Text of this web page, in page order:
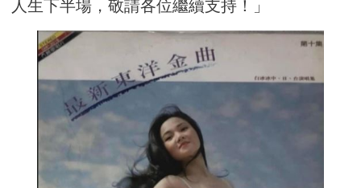
人生下半場，敬請各位繼續支持！」